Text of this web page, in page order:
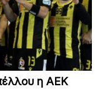
η ΑΕΚ